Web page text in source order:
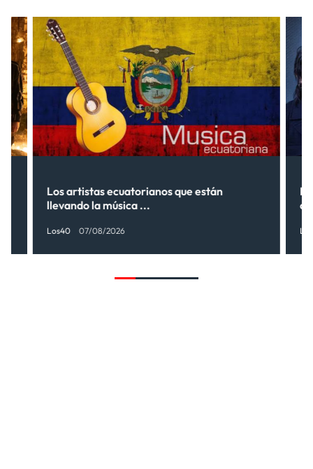
Los artistas ecuatorianos que están
llevando la música ...
Los40 07/08/2026